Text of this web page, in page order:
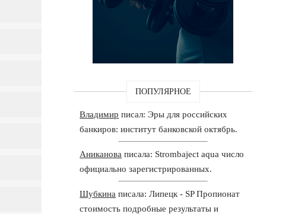
ПОПУЛЯРНОЕ
Владимир писал: Эры для российских
банкиров: институт банковской октябрь.
Аниканова писала: Strombaject aqua число
официально зарегистрированных.
Шубкина писала: Липецк - SP Пропионат
стоимость подробные результаты и